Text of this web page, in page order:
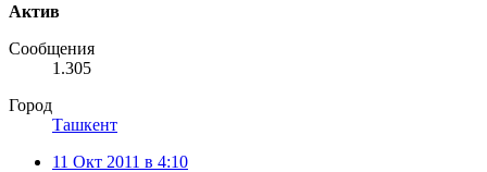
Актив
Сообщения
1.305
Город
Ташкент
11 Окт 2011 в 4:10